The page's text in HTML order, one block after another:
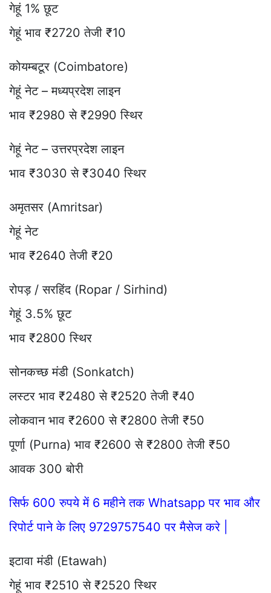
गेहूं 1% छूट
गेहूं भाव ₹2720 तेजी ₹10
कोयम्बटूर (Coimbatore)
गेहूं नेट – मध्यप्रदेश लाइन
भाव ₹2980 से ₹2990 स्थिर
गेहूं नेट – उत्तरप्रदेश लाइन
भाव ₹3030 से ₹3040 स्थिर
अमृतसर (Amritsar)
गेहूं नेट
भाव ₹2640 तेजी ₹20
रोपड़ / सरहिंद (Ropar / Sirhind)
गेहूं 3.5% छूट
भाव ₹2800 स्थिर
सोनकच्छ मंडी (Sonkatch)
लस्टर भाव ₹2480 से ₹2520 तेजी ₹40
लोकवान भाव ₹2600 से ₹2800 तेजी ₹50
पूर्णा (Purna) भाव ₹2600 से ₹2800 तेजी ₹50
आवक 300 बोरी
सिर्फ 600 रुपये में 6 महीने तक Whatsapp पर भाव और
रिपोर्ट पाने के लिए 9729757540 पर मैसेज करे |
इटावा मंडी (Etawah)
गेहूं भाव ₹2510 से ₹2520 स्थिर